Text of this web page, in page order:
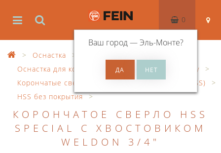
Ваш город —Эль-Монте?
0
Оснастка
Оснастка для корончатого сверления по металлу
Корончатые сверла из быстрорежущей стали (HSS)
HSS без покрытия
КОРОНЧАТОЕ СВЕРЛО HSS
SPECIAL С ХВОСТОВИКОМ
WELDON 3/4"